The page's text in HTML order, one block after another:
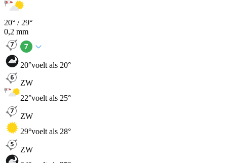
20° / 29°
0,2 mm
20°voelt als 20°
ZW
22°voelt als 25°
ZW
29°voelt als 28°
ZW